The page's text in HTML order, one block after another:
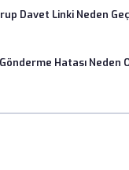
Davet Linki Neden
Hatası Neden